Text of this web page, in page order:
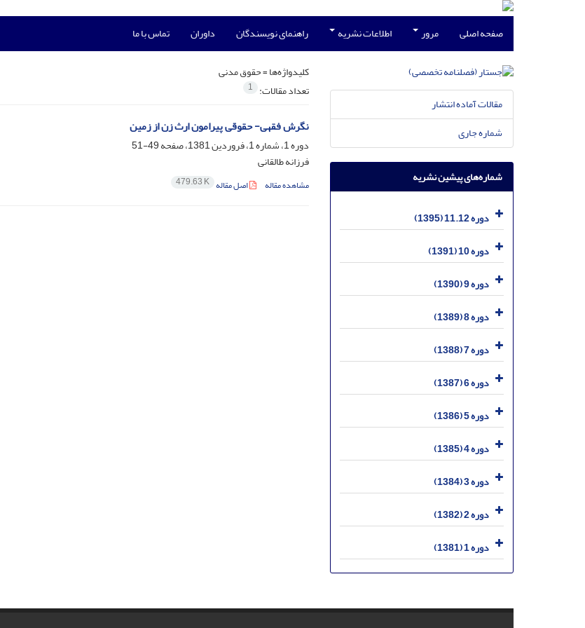
صفحه اصلی مرور اطلاعات نشریه راهنمای نویسندگان داوران تماس با ما
کلیدواژه‌ها =حقوق مدنی
تعداد مقالات: 1
نگرش فقهی- حقوقی پیرامون ارث زن از زمین
دوره 1، شماره 1، فروردین 1381، صفحه
49-51
فرزانه طالقانی
مشاهده مقاله اصل مقاله 479.63 K
مقالات آماده انتشار
شماره جاری
شماره‌های پیشین نشریه
دوره 11.12 (1395)
دوره 10 (1391)
دوره 9 (1390)
دوره 8 (1389)
دوره 7 (1388)
دوره 6 (1387)
دوره 5 (1386)
دوره 4 (1385)
دوره 3 (1384)
دوره 2 (1382)
دوره 1 (1381)